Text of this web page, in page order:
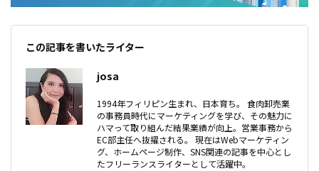
この記事を書いたライター
josa
1994年フィリピン生まれ、日本育ち。 食肉卸売業
の事務員時代にマーケティングを学び、その魅力に
ハマって取り組んだ結果業績が向上。営業事務から
EC部主任へ抜擢される。 現在はWebマーケティン
グ、ホームページ制作、SNS関連の記事を中心とし
たフリーランスライターとして活躍中。